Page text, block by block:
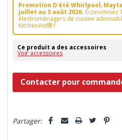
Promotion D'été Whirlpool,
juillet au 5 août 2026. Économisez
électroménagers de cuisine
KitchenAid® !
Ce produit a des accessoires
Voir accessoires
Dépêchez-
vous!
n’en
Contacter pour
Partager: